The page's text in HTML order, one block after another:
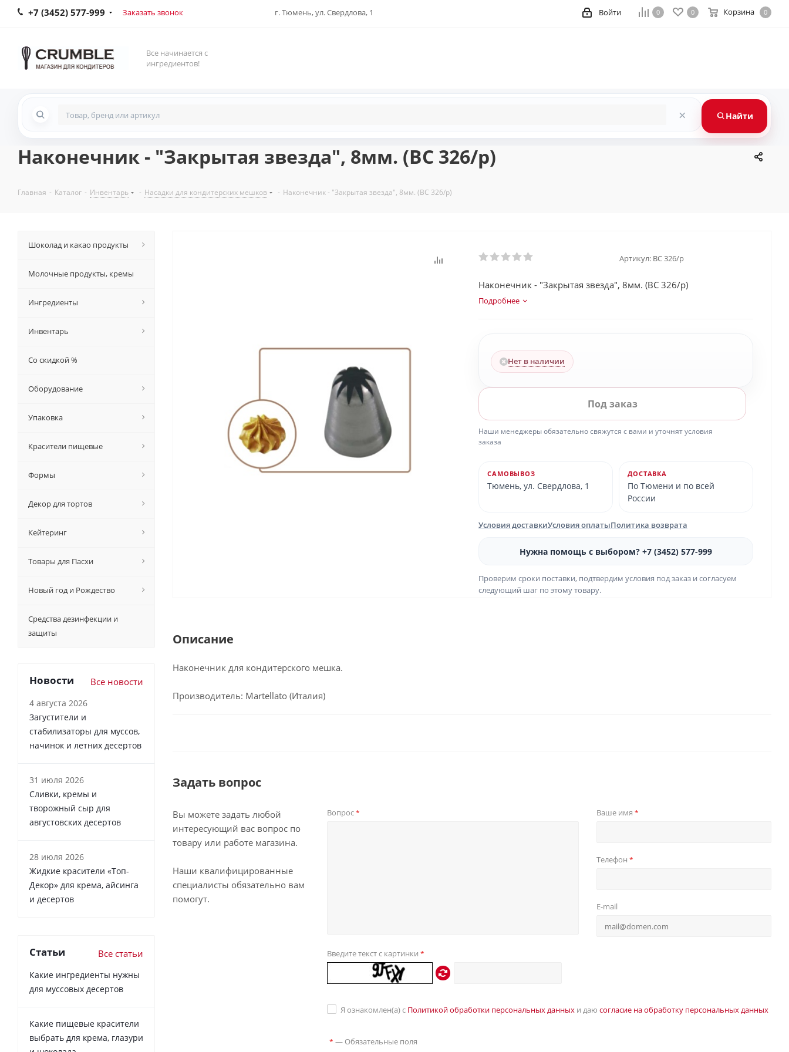
+7 (3452) 577-999 Заказать звонок г. Тюмень, ул. Свердлова, 1 0 0 Корзина 0
Войти
Все начинается с
ингредиентов!
× Найти
Наконечник - "Закрытая звезда", 8мм. (BC 326/p)
Главная - Каталог - Инвентарь - Насадки для кондитерских мешков - Наконечник - "Закрытая звезда", 8мм. (BC 326/p)
Артикул: BC 326/p
Наконечник - "Закрытая звезда", 8мм. (BC 326/p)
Подробнее
Нет в наличии
Под заказ
Наши менеджеры обязательно свяжутся с вами и уточнят условия
заказа
САМОВЫВОЗ
Тюмень, ул. Свердлова, 1
ДОСТАВКА
По Тюмени и по всей
России
Условия доставкиУсловия оплатыПолитика возврата
Нужна помощь с выбором? +7 (3452) 577-999
Проверим сроки поставки, подтвердим условия под заказ и согласуем
следующий шаг по этому товару.
Описание
Наконечник для кондитерского мешка.
Производитель: Martellato (Италия)
Задать вопрос
Вы можете задать любой
интересующий вас вопрос по
товару или работе магазина.
Наши квалифицированные
специалисты обязательно вам
помогут.
Вопрос* Ваше имя *
Телефон *
E-mail
Введите текст с картинки *
Я ознакомлен(а) с Политикой обработки персональных данныхи даю согласие на обработку персональных данных
* — Обязательные поля
Шоколад и какао продукты
Молочные продукты, кремы
Ингредиенты
Инвентарь
Со скидкой %
Оборудование
Упаковка
Красители пищевые
Формы
Декор для тортов
Кейтеринг
Товары для Пасхи
Новый год и Рождество
Средства дезинфекции и
защиты
Новости Все новости
4 августа 2026
Загустители и
стабилизаторы для муссов,
начинок и летних десертов
31 июля 2026
Сливки, кремы и
творожный сыр для
августовских десертов
28 июля 2026
Жидкие красители «Топ-
Декор» для крема, айсинга
и десертов
Статьи Все статьи
Какие ингредиенты нужны
для муссовых десертов
Какие пищевые красители
выбрать для крема, глазури